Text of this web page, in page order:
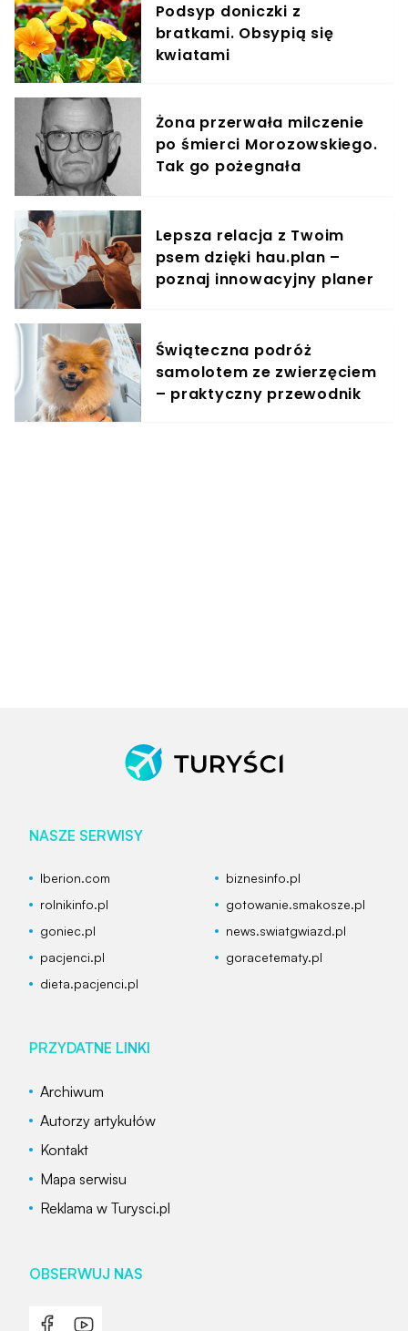
Podsyp doniczki z
bratkami. Obsypią się
kwiatami
Żona przerwała milczenie
po śmierci Morozowskiego.
Tak go pożegnała
Lepsza relacja z Twoim
psem dzięki hau.plan –
poznaj innowacyjny planer
Świąteczna podróż
samolotem ze zwierzęciem
– praktyczny przewodnik
NASZE SERWISY
Iberion.com
biznesinfo.pl
rolnikinfo.pl
gotowanie.smakosze.pl
goniec.pl
news.swiatgwiazd.pl
pacjenci.pl
goracetematy.pl
dieta.pacjenci.pl
PRZYDATNE LINKI
Archiwum
Autorzy artykułów
Kontakt
Mapa serwisu
Reklama w Turysci.pl
OBSERWUJ NAS